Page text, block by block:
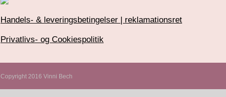
Handels- & leveringsbetingelser | reklamationsret
Privatlivs- og Cookiespolitik
Copyright 2016 Vinni Bech